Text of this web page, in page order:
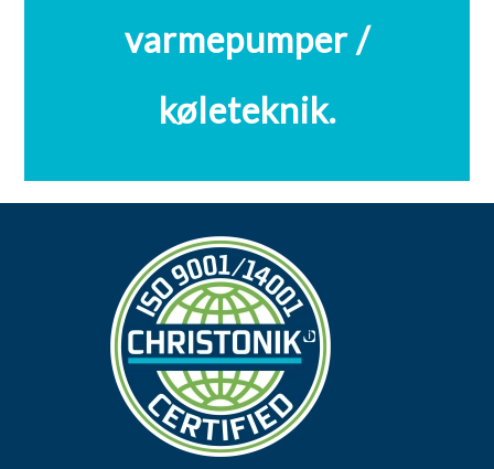
varmepumper /
køleteknik.